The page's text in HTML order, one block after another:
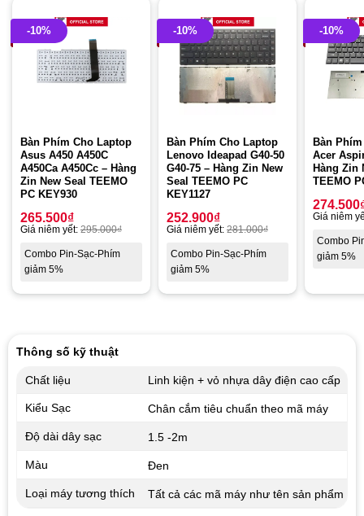
-10%
Bàn Phím Cho Laptop
Asus A450 A450C
A450Ca A450Cc – Hàng
Zin New Seal TEEMO
PC KEY930
265.500₫
Giá niêm yết: 295.000₫
Combo Pin-Sạc-Phím
giảm 5%
-10%
Bàn Phím Cho Laptop
Lenovo Ideapad G40-50
G40-75 – Hàng Zin New
Seal TEEMO PC
KEY1127
252.900₫
Giá niêm yết: 281.000₫
Combo Pin-Sạc-Phím
giảm 5%
-10%
Bàn
Acer
Hàng Zin
TEEMO
274.500
Giá niêm
Combo
giảm 5%
Thông số kỹ thuật
Chất liệu Linh kiện + vỏ nhựa dây điện cao cấp
Kiểu Sạc Chân cắm tiêu chuẩn theo mã máy
Độ dài dây sạc 1.5 -2m
Màu Đen
Loại máy tương thích Tất cả các mã máy như tên sản phẩm